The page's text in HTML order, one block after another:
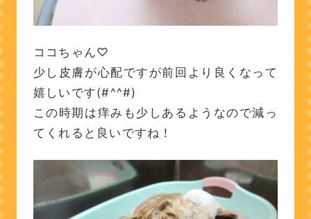
ココちゃん♡
少し皮膚が心配ですが前回より良くなって
嬉しいです(#^^#)
この時期は痒みも少しあるようなので減っ
てくれると良いですね！